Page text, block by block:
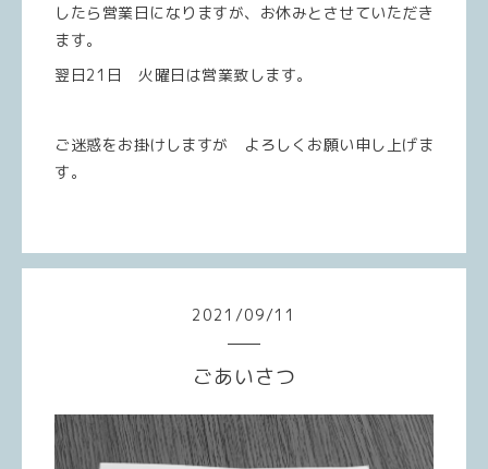
したら営業日になりますが、お休みとさせていただき
ます。
翌日21日 火曜日は営業致します。
ご迷惑をお掛けしますが よろしくお願い申し上げま
す。
2021 /09/11
ごあいさつ